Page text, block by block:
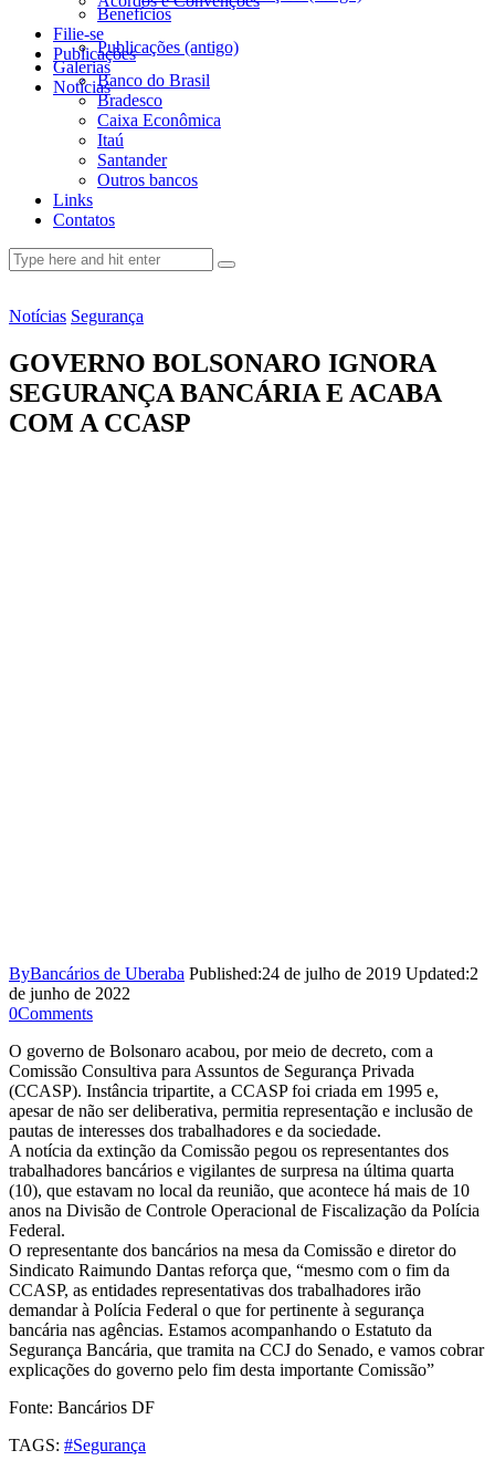
Benefícios
Filie-se
PublicaçõesPublicações (antigo)
Galerias
NotíciasBanco do Brasil
Bradesco
Caixa Econômica
Itaú
Santander
Outros bancos
Links
Contatos
Notícias Segurança
GOVERNO BOLSONARO IGNORA
SEGURANÇA BANCÁRIA E ACABA
COM A CCASP
ByBancários de Uberaba Published:24 de julho de 2019 Updated:2
de junho de 2022
0Comments
O governo de Bolsonaro acabou, por meio de decreto, com a
Comissão Consultiva para Assuntos de Segurança Privada
(CCASP). Instância tripartite, a CCASP foi criada em 1995 e,
apesar de não ser deliberativa, permitia representação e inclusão de
pautas de interesses dos trabalhadores e da sociedade.
A notícia da extinção da Comissão pegou os representantes dos
trabalhadores bancários e vigilantes de surpresa na última quarta
(10), que estavam no local da reunião, que acontece há mais de 10
anos na Divisão de Controle Operacional de Fiscalização da Polícia
Federal.
O representante dos bancários na mesa da Comissão e diretor do
Sindicato Raimundo Dantas reforça que, “mesmo com o fim da
CCASP, as entidades representativas dos trabalhadores irão
demandar à Polícia Federal o que for pertinente à segurança
bancária nas agências. Estamos acompanhando o Estatuto da
Segurança Bancária, que tramita na CCJ do Senado, e vamos cobrar
explicações do governo pelo fim desta importante Comissão”
Fonte: Bancários DF
TAGS: #Segurança